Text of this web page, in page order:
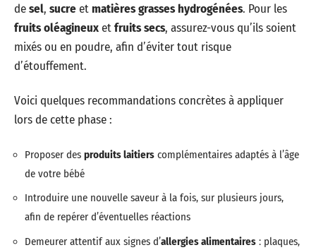
desel, sucreetmatières grasses hydrogénées. Pour les
fruits oléagineuxetfruits secs, assurez-vous qu’ils soient
mixés ou en poudre, afin d’éviter tout risque
d’étouffement.
Voici quelques recommandations concrètes à appliquer
lors de cette phase :
Proposer des produits laitiers complémentaires adaptés à l’âge
de votre bébé
Introduire une nouvelle saveur à la fois, sur plusieurs jours,
afin de repérer d’éventuelles réactions
Demeurer attentif aux signes d’allergies alimentaires : plaques,